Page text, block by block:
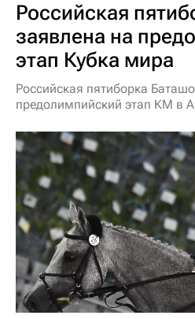
Российская
заявлена на
этап Кубка мира
Российская пятиборка
предолимпийский этап КМ в